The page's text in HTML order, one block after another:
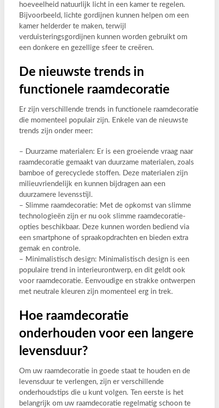
hoeveelheid natuurlijk licht in een kamer te regelen.
Bijvoorbeeld, lichte gordijnen kunnen helpen om een
kamer helderder te maken, terwijl
verduisteringsgordijnen kunnen worden gebruikt om
een donkere en gezellige sfeer te creëren.
De nieuwste trends in
functionele raamdecoratie
Er zijn verschillende trends in functionele raamdecoratie
die momenteel populair zijn. Enkele van de nieuwste
trends zijn onder meer:
– Duurzame materialen: Er is een groeiende vraag naar
raamdecoratie gemaakt van duurzame materialen, zoals
bamboe of gerecyclede stoffen. Deze materialen zijn
milieuvriendelijk en kunnen bijdragen aan een
duurzamere levensstijl.
– Slimme raamdecoratie: Met de opkomst van slimme
technologieën zijn er nu ook slimme raamdecoratie-
opties beschikbaar. Deze kunnen worden bediend via
een smartphone of spraakopdrachten en bieden extra
gemak en controle.
– Minimalistisch design: Minimalistisch design is een
populaire trend in interieurontwerp, en dit geldt ook
voor raamdecoratie. Eenvoudige en strakke ontwerpen
met neutrale kleuren zijn momenteel erg in trek.
Hoe raamdecoratie
onderhouden voor een langere
levensduur?
Om uw raamdecoratie in goede staat te houden en de
levensduur te verlengen, zijn er verschillende
onderhoudstips die u kunt volgen. Ten eerste is het
belangrijk om uw raamdecoratie regelmatig schoon te